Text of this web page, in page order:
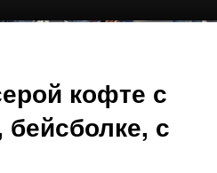
кофте с
с